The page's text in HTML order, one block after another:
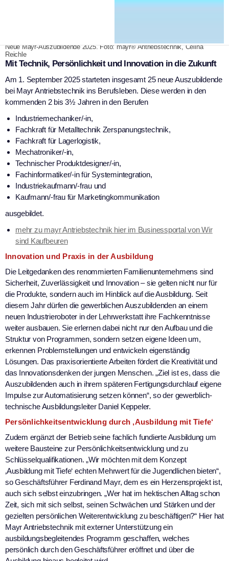
Neue Mayr-Auszubildende 2025. Foto: mayr® Antriebstechnik, Celina
Reichle
Mit Technik, Persönlichkeit und Innovation in die Zukunft
Am 1. September 2025 starteten insgesamt 25 neue Auszubildende
bei Mayr Antriebstechnik ins Berufsleben. Diese werden in den
kommenden 2 bis 3½ Jahren in den Berufen
Industriemechaniker/-in,
Fachkraft für Metalltechnik Zerspanungstechnik,
Fachkraft für Lagerlogistik,
Mechatroniker/-in,
Technischer Produktdesigner/-in,
Fachinformatiker/-in für Systemintegration,
Industriekaufmann/-frau und
Kaufmann/-frau für Marketingkommunikation
ausgebildet.
mehr zu mayr Antriebstechnik hier im Businessportal von Wir
sind Kaufbeuren
Innovation und Praxis in der Ausbildung
Die Leitgedanken des renommierten Familienunternehmens sind
Sicherheit, Zuverlässigkeit und Innovation – sie gelten nicht nur für
die Produkte, sondern auch im Hinblick auf die Ausbildung. Seit
diesem Jahr dürfen die gewerblichen Auszubildenden an einem
neuen Industrieroboter in der Lehrwerkstatt ihre Fachkenntnisse
weiter ausbauen. Sie erlernen dabei nicht nur den Aufbau und die
Struktur von Programmen, sondern setzen eigene Ideen um,
erkennen Problemstellungen und entwickeln eigenständig
Lösungen. Das praxisorientierte Arbeiten fördert die Kreativität und
das Innovationsdenken der jungen Menschen. „Ziel ist es, dass die
Auszubildenden auch in ihrem späteren Fertigungsdurchlauf eigene
Impulse zur Automatisierung setzen können“, so der gewerblich-
technische Ausbildungsleiter Daniel Keppeler.
Persönlichkeitsentwicklung durch ‚Ausbildung mit Tiefe‘
Zudem ergänzt der Betrieb seine fachlich fundierte Ausbildung um
weitere Bausteine zur Persönlichkeitsentwicklung und zu
Schlüsselqualifikationen. „Wir möchten mit dem Konzept
‚Ausbildung mit Tiefe‘ echten Mehrwert für die Jugendlichen bieten“,
so Geschäftsführer Ferdinand Mayr, dem es ein Herzensprojekt ist,
auch sich selbst einzubringen. „Wer hat im hektischen Alltag schon
Zeit, sich mit sich selbst, seinen Schwächen und Stärken und der
gezielten persönlichen Weiterentwicklung zu beschäftigen?“ Hier hat
Mayr Antriebstechnik mit externer Unterstützung ein
ausbildungsbegleitendes Programm geschaffen, welches
persönlich durch den Geschäftsführer eröffnet und über die